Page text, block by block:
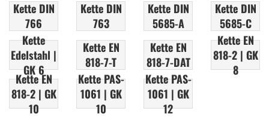
Kette DIN
766
Kette DIN
763
Kette DIN
5685-A
Kette DIN
5685-C
Kette
Edelstahl |
GK 6
Kette EN
818-7-T
Kette EN
818-7-DAT
Kette EN
818-2 | GK
8
Kette EN
818-2 | GK
10
Kette PAS-
1061 | GK
10
Kette PAS-
1061 | GK
12